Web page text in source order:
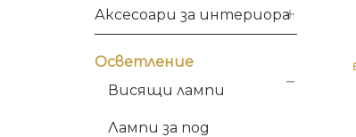
Аксесоари за интериора
Осветление
Висящи лампи
Лампи за под